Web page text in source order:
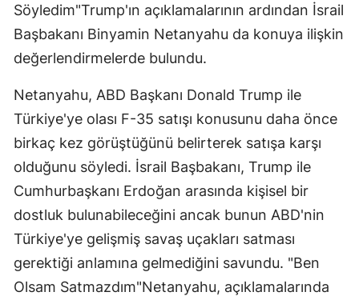
Söyledim"Trump'ın açıklamalarının ardından İsrail
Başbakanı Binyamin Netanyahu da konuya ilişkin
değerlendirmelerde bulundu.
Netanyahu, ABD Başkanı Donald Trump ile
Türkiye'ye olası F-35 satışı konusunu daha önce
birkaç kez görüştüğünü belirterek satışa karşı
olduğunu söyledi. İsrail Başbakanı, Trump ile
Cumhurbaşkanı Erdoğan arasında kişisel bir
dostluk bulunabileceğini ancak bunun ABD'nin
Türkiye'ye gelişmiş savaş uçakları satması
gerektiği anlamına gelmediğini savundu. "Ben
Olsam Satmazdım"Netanyahu, açıklamalarında